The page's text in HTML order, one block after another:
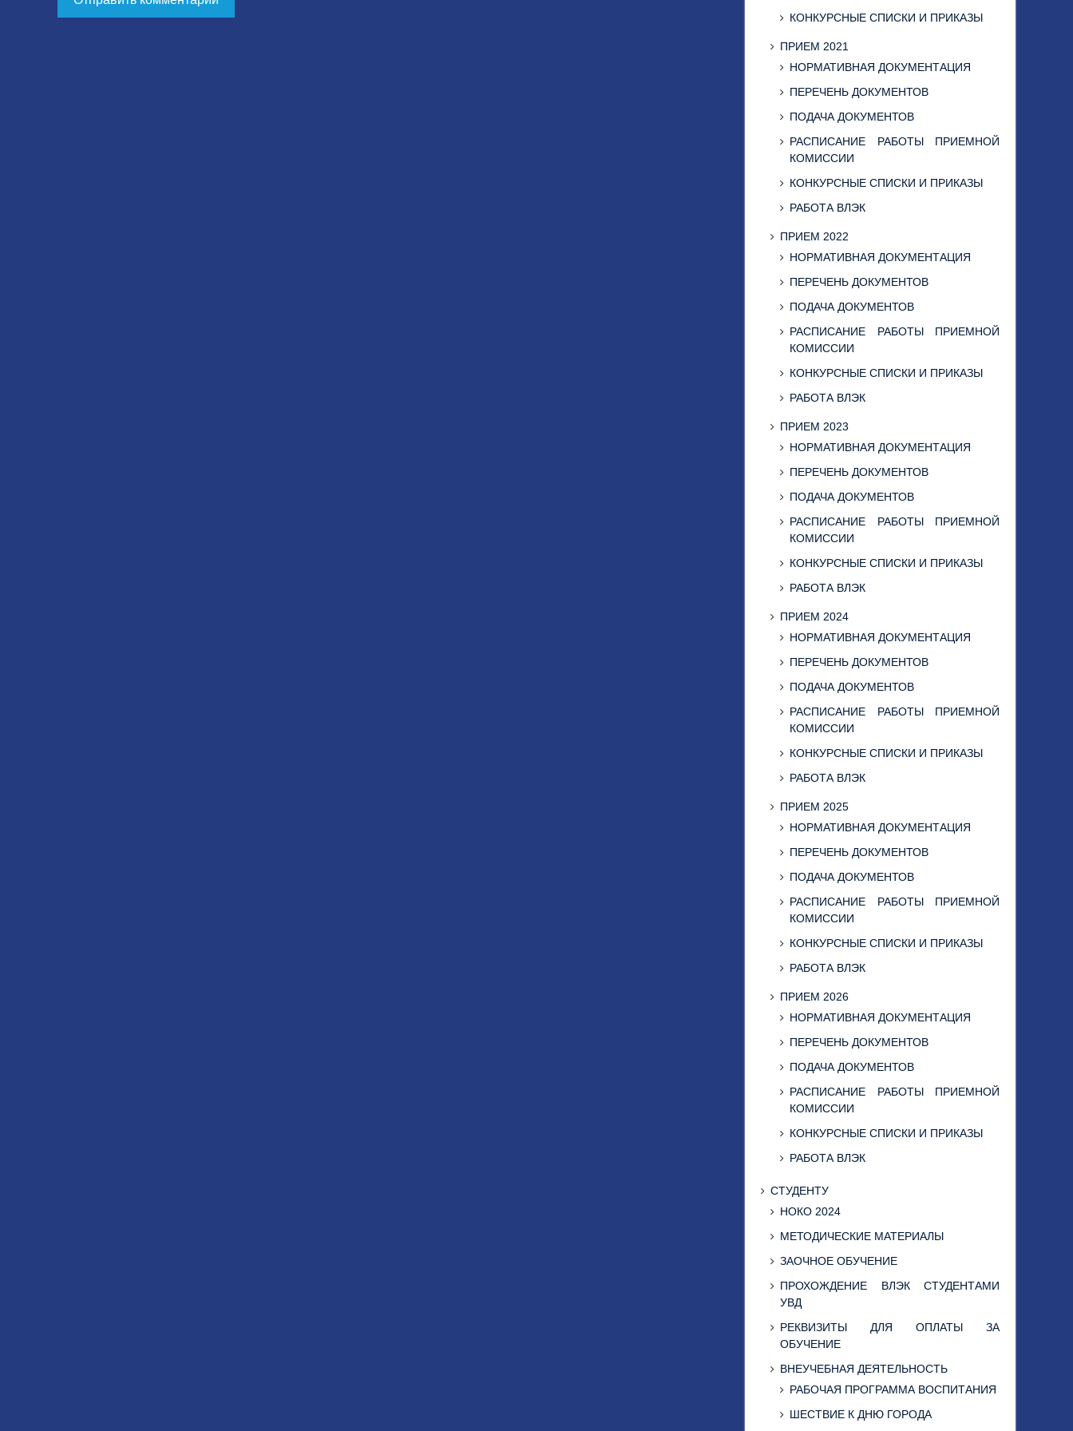
КОНКУРСНЫЕ СПИСКИ И ПРИКАЗЫ
ПРИЕМ 2021
НОРМАТИВНАЯ ДОКУМЕНТАЦИЯ
ПЕРЕЧЕНЬ ДОКУМЕНТОВ
ПОДАЧА ДОКУМЕНТОВ
РАСПИСАНИЕ РАБОТЫ ПРИЕМНОЙ
КОМИССИИ
КОНКУРСНЫЕ СПИСКИ И ПРИКАЗЫ
РАБОТА ВЛЭК
ПРИЕМ 2022
НОРМАТИВНАЯ ДОКУМЕНТАЦИЯ
ПЕРЕЧЕНЬ ДОКУМЕНТОВ
ПОДАЧА ДОКУМЕНТОВ
РАСПИСАНИЕ РАБОТЫ ПРИЕМНОЙ
КОМИССИИ
КОНКУРСНЫЕ СПИСКИ И ПРИКАЗЫ
РАБОТА ВЛЭК
ПРИЕМ 2023
НОРМАТИВНАЯ ДОКУМЕНТАЦИЯ
ПЕРЕЧЕНЬ ДОКУМЕНТОВ
ПОДАЧА ДОКУМЕНТОВ
РАСПИСАНИЕ РАБОТЫ ПРИЕМНОЙ
КОМИССИИ
КОНКУРСНЫЕ СПИСКИ И ПРИКАЗЫ
РАБОТА ВЛЭК
ПРИЕМ 2024
НОРМАТИВНАЯ ДОКУМЕНТАЦИЯ
ПЕРЕЧЕНЬ ДОКУМЕНТОВ
ПОДАЧА ДОКУМЕНТОВ
РАСПИСАНИЕ РАБОТЫ ПРИЕМНОЙ
КОМИССИИ
КОНКУРСНЫЕ СПИСКИ И ПРИКАЗЫ
РАБОТА ВЛЭК
ПРИЕМ 2025
НОРМАТИВНАЯ ДОКУМЕНТАЦИЯ
ПЕРЕЧЕНЬ ДОКУМЕНТОВ
ПОДАЧА ДОКУМЕНТОВ
РАСПИСАНИЕ РАБОТЫ ПРИЕМНОЙ
КОМИССИИ
КОНКУРСНЫЕ СПИСКИ И ПРИКАЗЫ
РАБОТА ВЛЭК
ПРИЕМ 2026
НОРМАТИВНАЯ ДОКУМЕНТАЦИЯ
ПЕРЕЧЕНЬ ДОКУМЕНТОВ
ПОДАЧА ДОКУМЕНТОВ
РАСПИСАНИЕ РАБОТЫ ПРИЕМНОЙ
КОМИССИИ
КОНКУРСНЫЕ СПИСКИ И ПРИКАЗЫ
РАБОТА ВЛЭК
СТУДЕНТУ
НОКО 2024
МЕТОДИЧЕСКИЕ МАТЕРИАЛЫ
ЗАОЧНОЕ ОБУЧЕНИЕ
ПРОХОЖДЕНИЕ ВЛЭК СТУДЕНТАМИ
УВД
РЕКВИЗИТЫ ДЛЯ ОПЛАТЫ ЗА
ОБУЧЕНИЕ
ВНЕУЧЕБНАЯ ДЕЯТЕЛЬНОСТЬ
РАБОЧАЯ ПРОГРАММА ВОСПИТАНИЯ
ШЕСТВИЕ К ДНЮ ГОРОДА